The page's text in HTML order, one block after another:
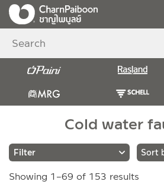
Cold water
Brands
Showing 1–69 of 153 results